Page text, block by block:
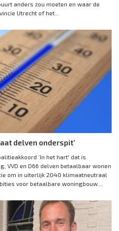
anders zou moeten en waar de
Utrecht of het...
delven onderspit’
‘In het hart' dat is
VVD en D66 delven betaalbaar wonen
om in uiterlijk 2040 klimaatneutraal
voor betaalbare woningbouw...